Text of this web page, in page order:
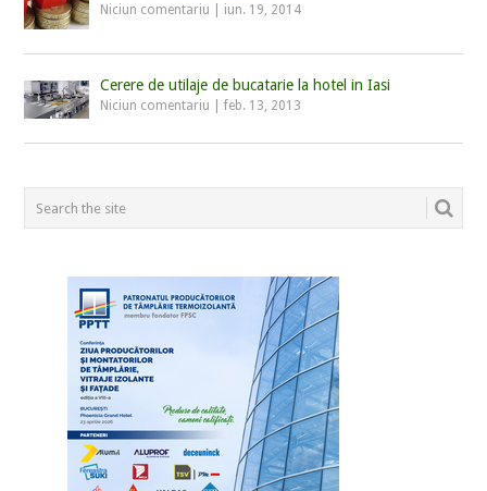
Niciun comentariu iun. 19, 2014
Cerere de utilaje de bucatarie la hotel in Iasi
Niciun comentariu |feb. 13, 2013